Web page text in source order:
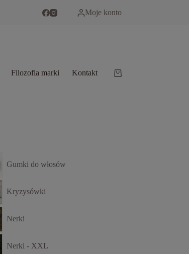
Moje konto
Filozofia marki Kontakt Koszyk
Gumki do włosów
Kryzysówki
Nerki
Nerki - XXL